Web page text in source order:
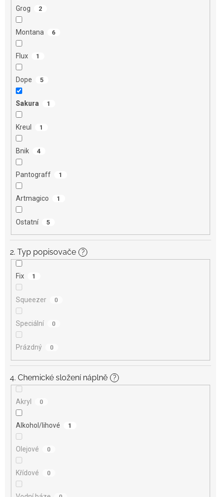
Grog 2
Montana 6
Flux 1
Dope 5
Sakura 1
Kreul 1
Bnik 4
Pantograff 1
Artmagico 1
Ostatní 5
2. Typ popisovače ?
Fix 1
Squeezer 0
Speciální 0
Prázdný 0
4. Chemické složení náplně ?
Akryl 0
Alkohol/lihové 1
Olejové 0
Křídové 0